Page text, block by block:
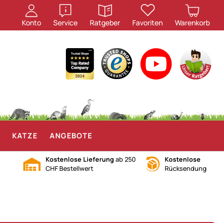
Konto Service
öffnen
Ratgeber
öffnen
Favoriten Warenkorb
KATZE ANGEBOTE
Kostenlose Lieferung ab 250
CHF Bestellwert
Kostenlose
Rücksendung